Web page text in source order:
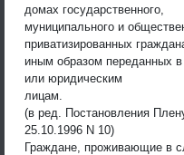
домах государственного,
муниципального и
приватизированных
иным образом переданных
или юридическим
лицам.
(в ред. Постановления
25.10.1996 N 10)
Граждане, проживающие в